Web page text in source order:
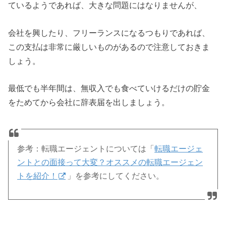
ているようであれば、大きな問題にはなりませんが、
会社を興したり、フリーランスになるつもりであれば、
この支払は非常に厳しいものがあるので注意しておきま
しょう。
最低でも半年間は、無収入でも食べていけるだけの貯金
をためてから会社に辞表届を出しましょう。
参考：転職エージェントについては「転職エージェ
ントとの面接って大変？オススメの転職エージェン
トを紹介！
」を参考にしてください。